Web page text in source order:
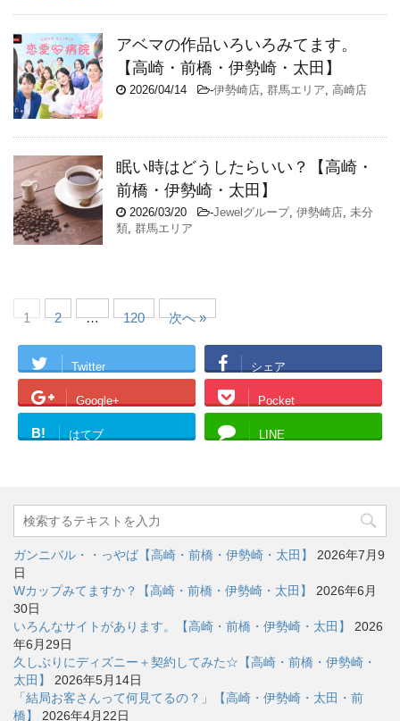
アベマの作品いろいろみてます。
【高崎・前橋・伊勢崎・太田】
2026/04/14 -伊勢崎店, 群馬エリア, 高崎店
眠い時はどうしたらいい？【高崎・
前橋・伊勢崎・太田】
2026/03/20 -Jewelグループ, 伊勢崎店, 未分
類, 群馬エリア
1 2 … 120 次へ »
Twitter シェア
Google+ Pocket
B! はてブ LINE
ガンニバル・・っやば【高崎・前橋・伊勢崎・太田】
2026年7月9
日
Wカップみてますか？【高崎・前橋・伊勢崎・太田】
2026年6月
30日
いろんなサイトがあります。【高崎・前橋・伊勢崎・太田】
2026
年6月29日
久しぶりにディズニー＋契約してみた☆【高崎・前橋・伊勢崎・
太田】
2026年5月14日
「結局お客さんって何見てるの？」【高崎・伊勢崎・太田・前
橋】
2026年4月22日